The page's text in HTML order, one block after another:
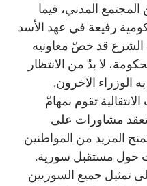
المدني، فيما
رفيعة في عهد الأسد
الشرع قد خصّ معاونيه
لا بدّ من الانتظار
الوزراء الآخرون.
تقوم بمهامّ
تعقد مشاورات على
المزيد من المواطنين
حول مستقبل سورية.
تمثيل جميع السوريين